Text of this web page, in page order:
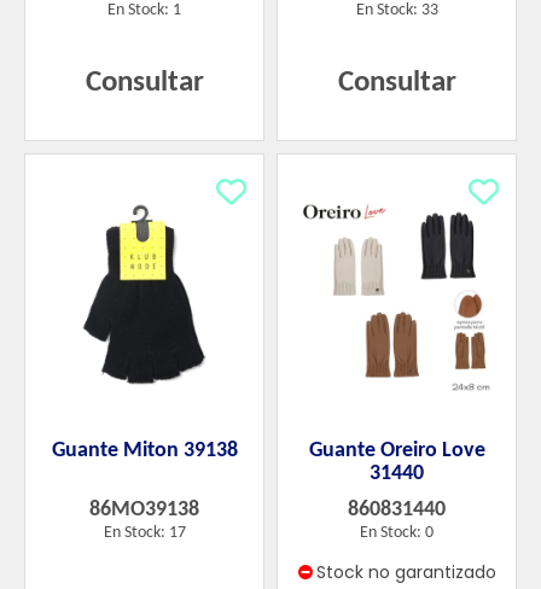
En Stock: 1
Consultar
En Stock: 33
Consultar
Guante Miton 39138
86MO39138
En Stock: 17
Guante Oreiro Love
31440
860831440
En Stock: 0
Stock no garantizado